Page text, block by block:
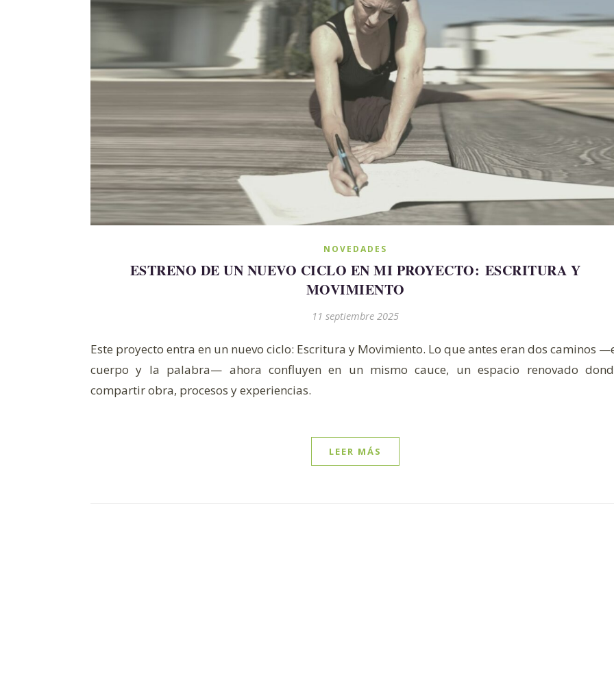
el sol y la luna: están seguros. Tener prisa es creer que la gente pasa delante de las piernas, o que,
et mouvement
NOVEDADES
ESTRENO DE UN NUEVO CICLO EN MI PROYECTO: ESCRITURA Y
MOVIMIENTO
11 septiembre 2025
Este proyecto entra en un nuevo ciclo: Escritura y Movimiento. Lo que antes eran dos caminos
cuerpo y la palabra— ahora confluyen en un mismo cauce, un espacio renovado
compartir obra, procesos y experiencias.
LEER MÁS